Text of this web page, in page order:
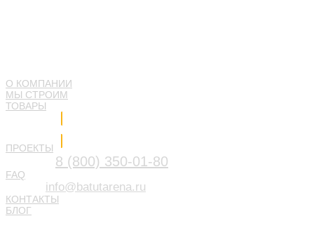
О КОМПАНИИ
МЫ СТРОИМ
ТОВАРЫ
ПРОЕКТЫ
8 (800) 350-01-80
FAQ
info@batutarena.ru
КОНТАКТЫ
БЛОГ